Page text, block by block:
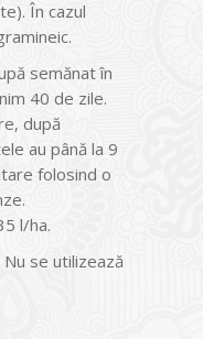
În cazul
semănat în
40 de zile.
după
au până la 9
folosind o
l/ha.
se utilizează